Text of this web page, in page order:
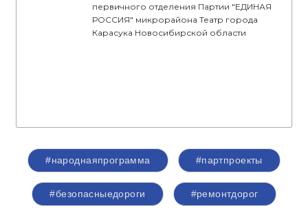
первичного отделения Партии "ЕДИНАЯ
РОССИЯ" микрорайона Театр города
Карасука Новосибирской области
#народнаяпрограмма #партпроекты
#безопасныедороги #ремонтдорог